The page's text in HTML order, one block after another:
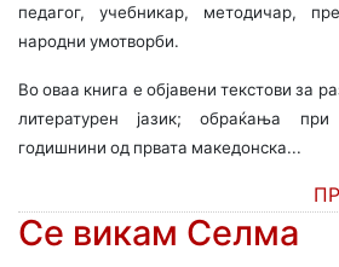
педагог, учебникар, методичар,
народни умотворби.
Во оваа книга е објавени текстови за
литературен јазик; обраќања
годишнини од првата македонска...
Се викам Селма